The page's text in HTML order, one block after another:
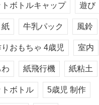
ボトルキャップ 遊び
紙 牛乳パック 風鈴
おもちゃ 4歳児 室内
わ 紙飛行機 紙粘土
ボトル 5歳児 制作